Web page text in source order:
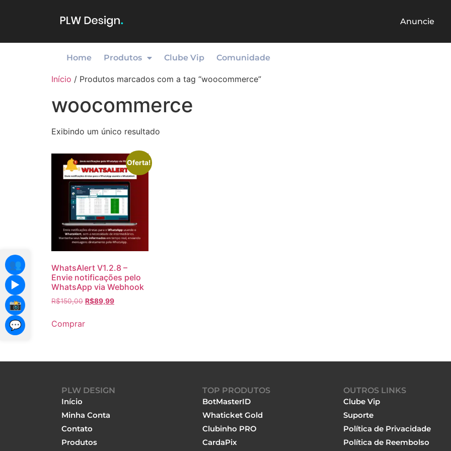
Anuncie
Home Produtos Clube Vip Comunidade
Início / Produtos marcados com a tag “woocommerce”
woocommerce
Exibindo um único resultado
Oferta!
WhatsAlert V1.2.8 –
Envie notificações pelo
WhatsApp via Webhook
R$150,00 R$89,99
Comprar
PLW DESIGN
Início
Minha Conta
Contato
Produtos
TOP PRODUTOS
BotMasterID
Whaticket Gold
Clubinho PRO
CardaPix
👥
▶️
📸
💬
OUTROS LINKS
Clube Vip
Suporte
Política de Privacidade
Política de Reembolso